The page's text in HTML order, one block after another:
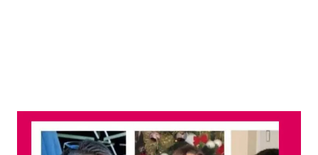
News Musica